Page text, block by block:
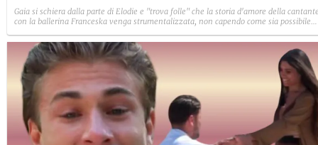
Gaia si schiera dalla parte di Elodie e "trova folle" che la storia d'amore della
con la ballerina Franceska venga strumentalizzata, non capendo come sia possibile